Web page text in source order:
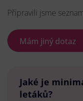
Připravili jsme
Mám jiný dotaz
Jaké je
letáků?